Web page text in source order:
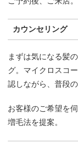
カウンセリング
まずは気になる髪
グ。マイクロスコ
認しながら、普段
お客様のご希望を
増毛法を提案。